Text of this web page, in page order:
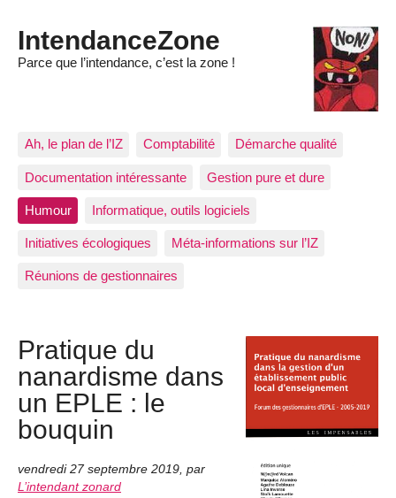
IntendanceZone
Parce que l’intendance, c’est la zone !
Ah, le plan de l’IZ Comptabilité Démarche qualité
Documentation intéressante Gestion pure et dure
Humour Informatique, outils logiciels
Initiatives écologiques Méta-informations sur l’IZ
Réunions de gestionnaires
Pratique du
nanardisme dans
un EPLE : le
bouquin
vendredi 27 septembre 2019 par
L’intendant zonard